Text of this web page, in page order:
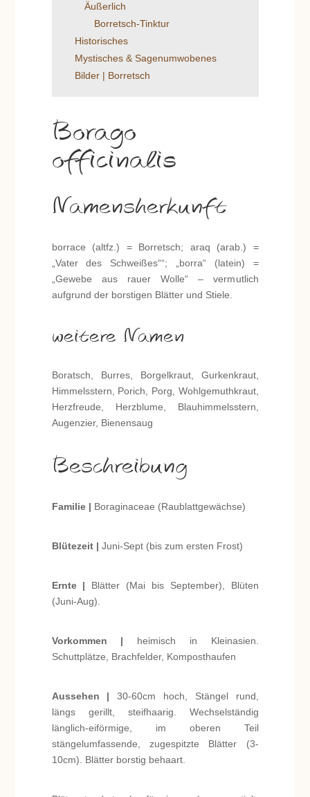
Äußerlich
Borretsch-Tinktur
Historisches
Mystisches & Sagenumwobenes
Bilder | Borretsch
Borago
officinalis
Namensherkunft
borrace (altfz.) = Borretsch; araq (arab.) =
„Vater des Schweißes““; „borra“ (latein) =
„Gewebe aus rauer Wolle“ – vermutlich
aufgrund der borstigen Blätter und Stiele.
weitere Namen
Boratsch, Burres, Borgelkraut, Gurkenkraut,
Himmelsstern, Porich, Porg, Wohlgemuthkraut,
Herzfreude, Herzblume, Blauhimmelsstern,
Augenzier, Bienensaug
Beschreibung
Familie | Boraginaceae (Raublattgewächse)
Blütezeit | Juni-Sept (bis zum ersten Frost)
Ernte | Blätter (Mai bis September), Blüten
(Juni-Aug).
Vorkommen | heimisch in Kleinasien.
Schuttplätze, Brachfelder, Komposthaufen
Aussehen | 30-60cm hoch, Stängel rund,
längs gerillt, steifhaarig. Wechselständig
länglich-eiförmige, im oberen Teil
stängelumfassende, zugespitzte Blätter (3-
10cm). Blätter borstig behaart.